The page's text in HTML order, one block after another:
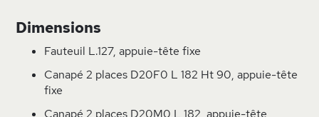
Dimensions
Fauteuil L.127, appuie-tête fixe
Canapé 2 places D20F0 L 182 Ht 90, appuie-tête
fixe
Canapé 2 places D20M0 L 182, appuie-tête